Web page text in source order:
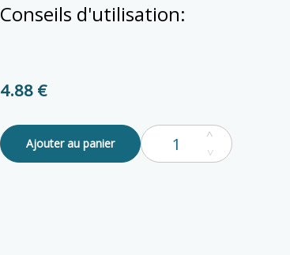
Conseils d'utilisation:
4.88 €
Ajouter au panier